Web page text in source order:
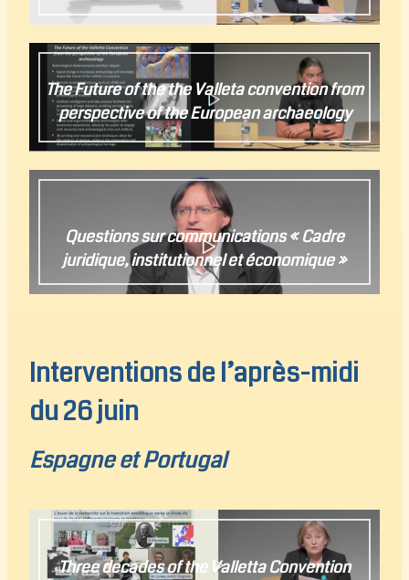
The Future of the the Valleta convention from
perspective of the European archaeology
Questions sur communications « Cadre
juridique, institutionnel et économique »
Interventions de l’après-midi
du 26 juin
Espagne et Portugal
Three decades of the Valletta Convention